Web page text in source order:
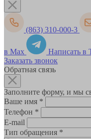
(863) 310-000-3
в Max
Написать в
Заказать звонок
Обратная связь
Заполните форму, и мы
Ваше имя *
Телефон *
E-mail
Тип обращения *